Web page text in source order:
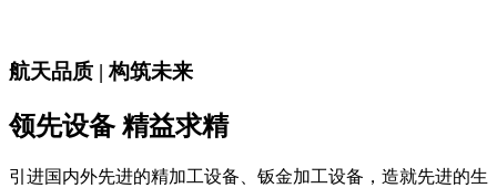
航天品质 | 构筑未来
领先设备 精益求精
引进国内外先进的精加工设备、钣金加工设备，造就先进的生